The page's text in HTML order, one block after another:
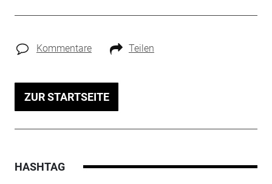
Kommentare Teilen
ZUR STARTSEITE
HASHTAG